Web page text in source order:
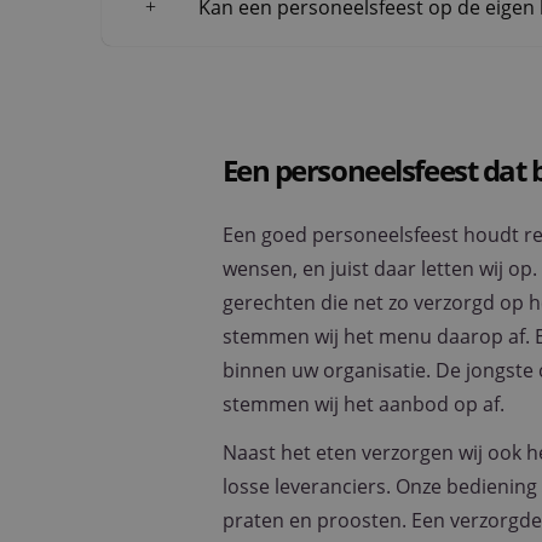
Kan een personeelsfeest op de
Een personeelsfeest dat
Een goed personeelsfeest houdt
wensen, en juist daar letten wij
gerechten die net zo verzorgd op
stemmen wij het menu daarop af.
binnen uw organisatie. De
stemmen wij het aanbod op af.
Naast het eten verzorgen wij ook
losse leveranciers. Onze
praten en proosten. Een
Naam
_ga_W6FBG4D1FR
_clck
_clsk
fp_user_id